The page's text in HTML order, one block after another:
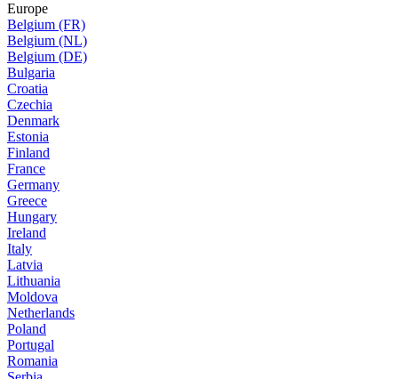
Europe
Belgium (FR)
Belgium (NL)
Belgium (DE)
Bulgaria
Croatia
Czechia
Denmark
Estonia
Finland
France
Germany
Greece
Hungary
Ireland
Italy
Latvia
Lithuania
Moldova
Netherlands
Poland
Portugal
Romania